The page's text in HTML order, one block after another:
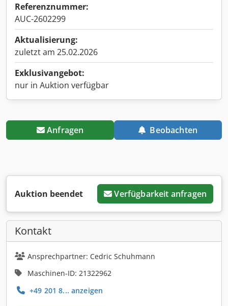
Referenznummer:
AUC-2602299
Aktualisierung:
zuletzt am 25.02.2026
Exklusivangebot:
nur in Auktion verfügbar
Anfragen Beobachten
Auktion beendet Verfügbarkeit anfragen
Kontakt
Ansprechpartner: Cedric Schuhmann
Maschinen-ID: 21322962
+49 201 8... anzeigen